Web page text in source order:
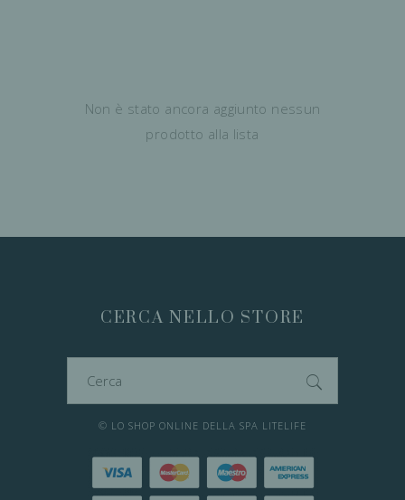
Non è stato ancora aggiunto nessun
prodotto alla lista
CERCA NELLO STORE
© LO SHOP ONLINE DELLA SPA LITELIFE